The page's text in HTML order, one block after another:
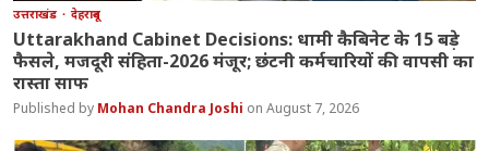
उत्तराखंड देहरादून
Uttarakhand Cabinet Decisions: धामी कैबिनेट के 15 बड़े
फैसले, मजदूरी संहिता-2026 मंजूर; छंटनी कर्मचारियों की वापसी का
रास्ता साफ
Mohan Chandra Joshi August 7, 2026